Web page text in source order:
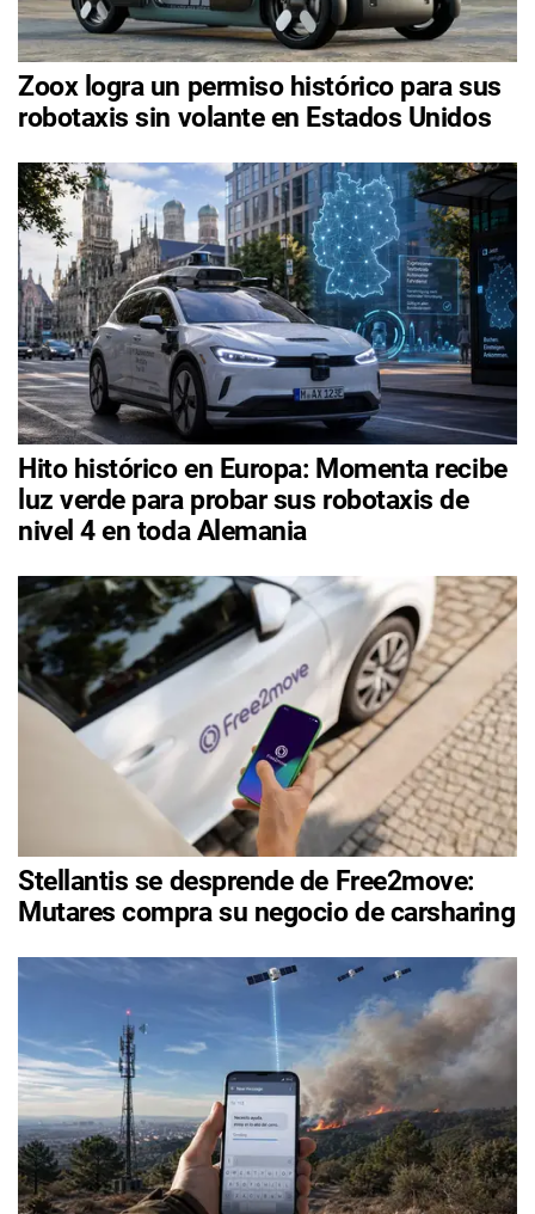
Zoox logra un permiso histórico para sus
robotaxis sin volante en Estados Unidos
Hito histórico en Europa: Momenta recibe
luz verde para probar sus robotaxis de
nivel 4 en toda Alemania
Stellantis se desprende de Free2move:
Mutares compra su negocio de carsharing